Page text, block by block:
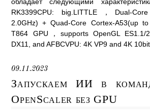
RK3399CPU: big.LITTLE，Dual-
2.0GHz) + Quad-Core Cortex-A53(up
T864 GPU，supports OpenGL ES1.1/
DX11, and AFBCVPU: 4K VP9 and 4K
09.11.2023
Запускаем ИИ в
OpenScaler без GPU